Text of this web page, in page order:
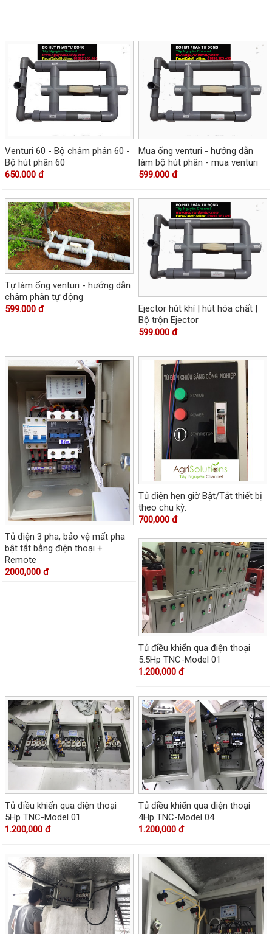
Venturi 60 - Bộ châm phân 60 -
Bộ hút phân 60
650.000 đ
Mua ống venturi - hướng dẫn
làm bộ hút phân - mua venturi
599.000 đ
Tự làm ống venturi - hướng dẫn
châm phân tự động
599.000 đ
Ejector hút khí | hút hóa chất |
Bộ trộn Ejector
599.000 đ
Tủ điện 3 pha, bảo vệ mất pha
bật tắt bằng điện thoại +
Remote
2000,000 đ
Tủ điện hẹn giờ Bật/Tắt thiết bị
theo chu kỳ.
700,000 đ
Tủ điều khiển qua điện thoại
5.5Hp TNC-Model 01
1.200,000 đ
Tủ điều khiển qua điện thoại
5Hp TNC-Model 01
1.200,000 đ
Tủ điều khiển qua điện thoại
4Hp TNC-Model 04
1.200,000 đ